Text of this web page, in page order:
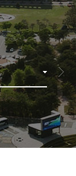
대학 이념 및 인재상
비전 2025+
영역별 발전전략
대학원 전체보기
학사정보 가이드
수업안내
계절수업
학적변동
학과별 졸업 이수학점
수료 및 졸업
학위취득 유예
졸업 자가진단
학생자치기구
학군단 생활 안내
동아리정보
금주의 식단
캠퍼스 전경
캠퍼스 생활
미리가본강릉원주대
웹진
브로슈어
홍보동영상